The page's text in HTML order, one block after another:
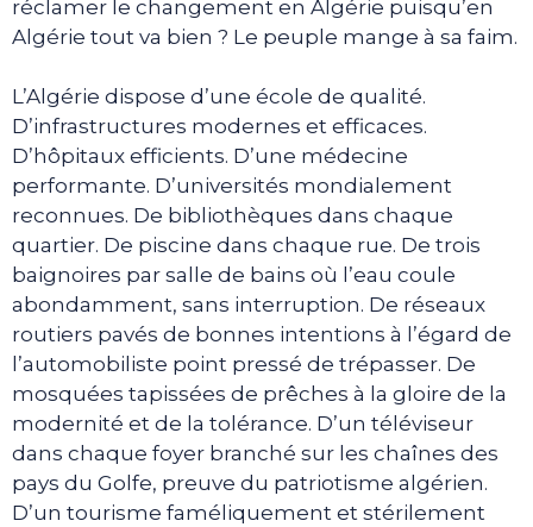
réclamer le changement en Algérie puisqu’en
Algérie tout va bien ? Le peuple mange à sa faim.
L’Algérie dispose d’une école de qualité.
D’infrastructures modernes et efficaces.
D’hôpitaux efficients. D’une médecine
performante. D’universités mondialement
reconnues. De bibliothèques dans chaque
quartier. De piscine dans chaque rue. De trois
baignoires par salle de bains où l’eau coule
abondamment, sans interruption. De réseaux
routiers pavés de bonnes intentions à l’égard de
l’automobiliste point pressé de trépasser. De
mosquées tapissées de prêches à la gloire de la
modernité et de la tolérance. D’un téléviseur
dans chaque foyer branché sur les chaînes des
pays du Golfe, preuve du patriotisme algérien.
D’un tourisme faméliquement et stérilement